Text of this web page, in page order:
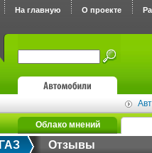
На главную О проекте
Облако мнений
ГАЗ Отзывы